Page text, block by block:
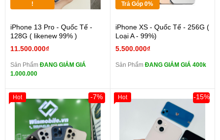
!
iPhone 13 Pro - Quốc Tế -
128G ( likenew 99% )
11.500.000₫
Sản Phẩm ĐANG GIẢM GIÁ
1.000.000
Trả Góp 0%
iPhone XS - Quốc Tế - 256G (
Loại A - 99%)
5.500.000₫
Sản Phẩm ĐANG GIẢM GIÁ 400k
-7%
Hot -15%
Hot